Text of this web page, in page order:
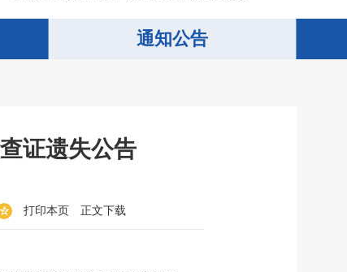
通知公告
证遗失公告
打印本页 正文下载